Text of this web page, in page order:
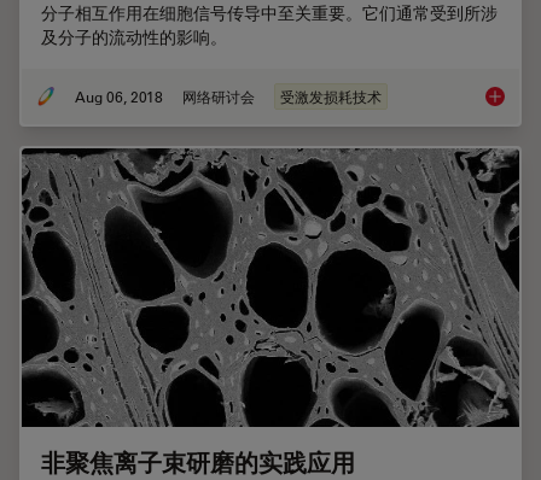
分子相互作用在细胞信号传导中至关重要。它们通常受到所涉
及分子的流动性的影响。
Aug 06, 2018 网络研讨会 受激发损耗技术 超分辨
非聚焦离子束研磨的实践应用